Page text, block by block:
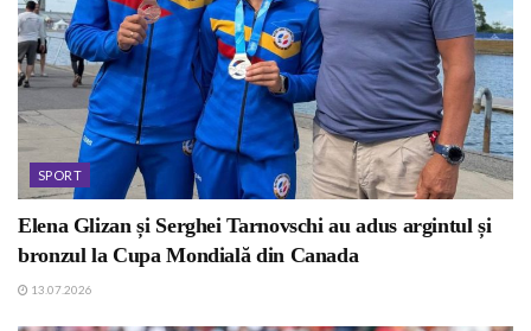
SPORT
Elena Glizan și Serghei Tarnovschi au adus argintul și
bronzul la Cupa Mondială din Canada
13.07.2026